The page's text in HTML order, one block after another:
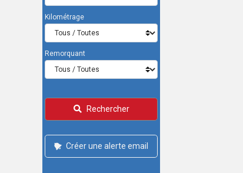
Kilométrage
Remorquant
Rechercher
Créer une alerte email